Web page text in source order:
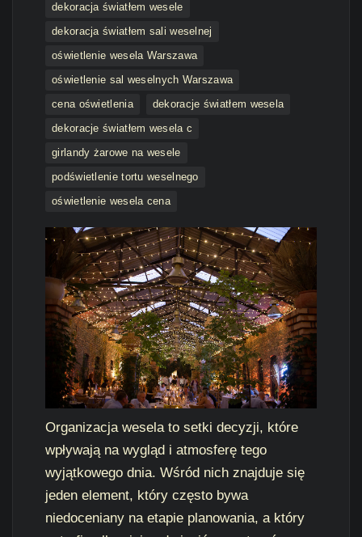
dekoracja światłem wesele
dekoracja światłem sali weselnej
oświetlenie wesela Warszawa
oświetlenie sal weselnych Warszawa
cena oświetlenia
dekoracje światłem wesela
dekoracje światłem wesela c
girlandy żarowe na wesele
podświetlenie tortu weselnego
oświetlenie wesela cena
Organizacja wesela to setki decyzji, które
wpływają na wygląd i atmosferę tego
wyjątkowego dnia. Wśród nich znajduje się
jeden element, który często bywa
niedoceniany na etapie planowania, a który